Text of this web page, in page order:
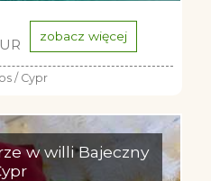
zobacz więcej
/ Cypr
w willi Bajeczny